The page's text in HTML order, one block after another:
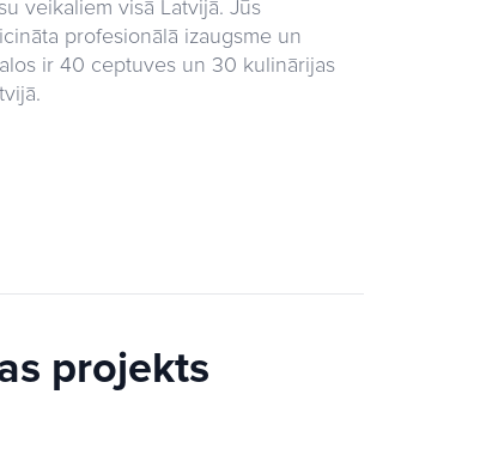
veikaliem visā Latvijā. Jūs
profesionālā izaugsme un
ir 40 ceptuves un 30 kulinārijas
projekts